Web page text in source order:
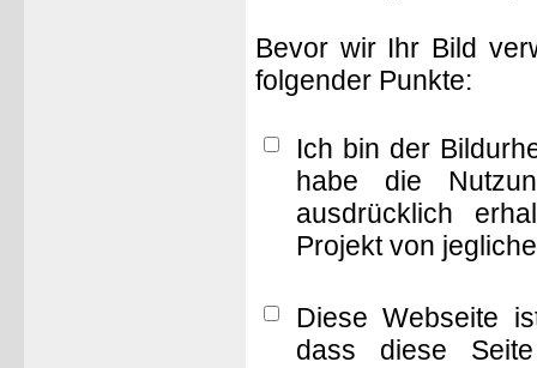
Bevor wir Ihr Bild
folgender Punkte:
Ich bin der
habe die
ausdrücklich
Projekt von
Diese Webseite
dass diese